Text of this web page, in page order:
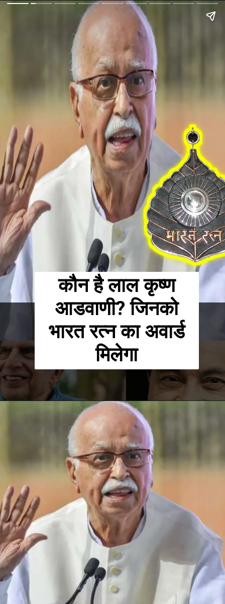
कौन है लाल कृष्ण
आडवाणी? जिनको
भारत रत्न का अवार्ड
मिलेगा